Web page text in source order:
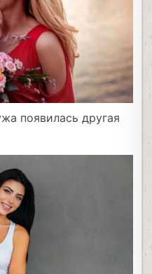
появилась другая